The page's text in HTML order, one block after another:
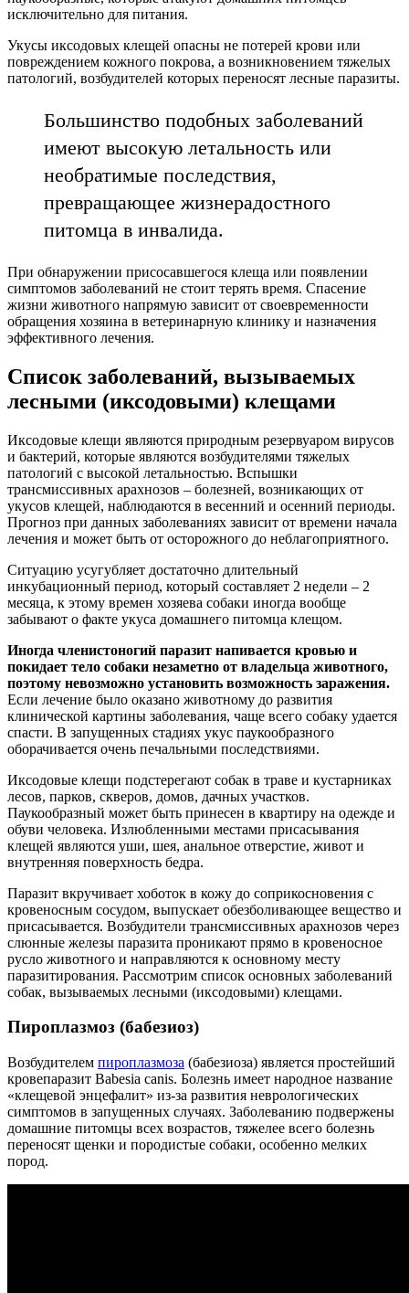
исключительно для питания.
Укусы иксодовых клещей опасны не потерей крови или
повреждением кожного покрова, а возникновением тяжелых
патологий, возбудителей которых переносят лесные паразиты.
Большинство подобных заболеваний
имеют высокую летальность или
необратимые последствия,
превращающее жизнерадостного
питомца в инвалида.
При обнаружении присосавшегося клеща или появлении
симптомов заболеваний не стоит терять время. Спасение
жизни животного напрямую зависит от своевременности
обращения хозяина в ветеринарную клинику и назначения
эффективного лечения.
Список заболеваний, вызываемых
лесными (иксодовыми) клещами
Иксодовые клещи являются природным резервуаром вирусов
и бактерий, которые являются возбудителями тяжелых
патологий с высокой летальностью. Вспышки
трансмиссивных арахнозов – болезней, возникающих от
укусов клещей, наблюдаются в весенний и осенний периоды.
Прогноз при данных заболеваниях зависит от времени начала
лечения и может быть от осторожного до неблагоприятного.
Ситуацию усугубляет достаточно длительный
инкубационный период, который составляет 2 недели – 2
месяца, к этому времен хозяева собаки иногда вообще
забывают о факте укуса домашнего питомца клещом.
Иногда членистоногий паразит напивается кровью и
покидает тело собаки незаметно от владельца животного,
поэтому невозможно установить возможность заражения.
Если лечение было оказано животному до развития
клинической картины заболевания, чаще всего собаку удается
спасти. В запущенных стадиях укус паукообразного
оборачивается очень печальными последствиями.
Иксодовые клещи подстерегают собак в траве и кустарниках
лесов, парков, скверов, домов, дачных участков.
Паукообразный может быть принесен в квартиру на одежде и
обуви человека. Излюбленными местами присасывания
клещей являются уши, шея, анальное отверстие, живот и
внутренняя поверхность бедра.
Паразит вкручивает хоботок в кожу до соприкосновения с
кровеносным сосудом, выпускает обезболивающее вещество и
присасывается. Возбудители трансмиссивных арахнозов через
слюнные железы паразита проникают прямо в кровеносное
русло животного и направляются к основному месту
паразитирования. Рассмотрим список основных заболеваний
собак, вызываемых лесными (иксодовыми) клещами.
Пироплазмоз (бабезиоз)
Возбудителем пироплазмоза (бабезиоза) является простейший
кровепаразит Babesia canis. Болезнь имеет народное название
«клещевой энцефалит» из-за развития неврологических
симптомов в запущенных случаях. Заболеванию подвержены
домашние питомцы всех возрастов, тяжелее всего болезнь
переносят щенки и породистые собаки, особенно мелких
пород.